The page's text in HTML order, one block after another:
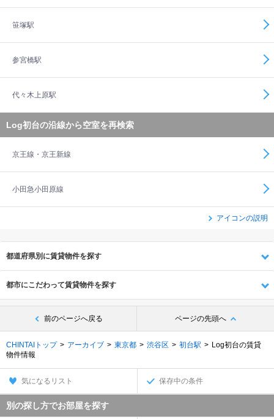
笹塚駅
参宮橋駅
代々木上原駅
Log初台の沿線から空室を再検索
京王線・京王新線
小田急小田原線
アイコンの説明
都道府県別に賃貸物件を探す
都市にこだわって賃貸物件を探す
前のページへ戻る ページの先頭へ
CHINTAIトップ アーカイブ 東京都 渋谷区 初台駅
Log初台の賃貸
物件情報
気になるリスト 保存中の条件
別の探し方でお部屋を探す